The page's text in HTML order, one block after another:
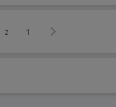
z 1 Następna strona